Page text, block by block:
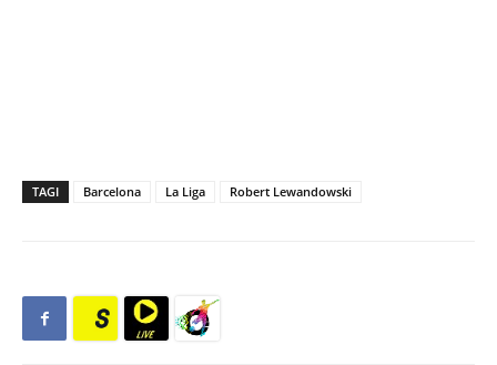
TAGI Barcelona La Liga Robert Lewandowski